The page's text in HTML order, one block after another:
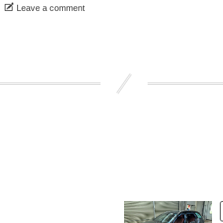
Leave a comment